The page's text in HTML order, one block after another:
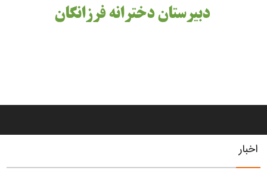
دبیرستان دخترانه فرزانگان
اخبار